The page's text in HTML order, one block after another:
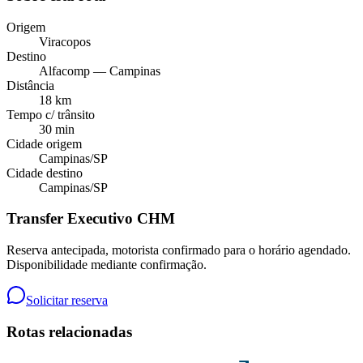
Origem
Viracopos
Destino
Alfacomp — Campinas
Distância
18 km
Tempo c/ trânsito
30 min
Cidade origem
Campinas/SP
Cidade destino
Campinas/SP
Transfer Executivo CHM
Reserva antecipada, motorista confirmado para o horário agendado.
Disponibilidade mediante confirmação.
Solicitar reserva
Rotas relacionadas